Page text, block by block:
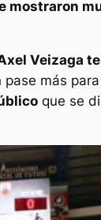
mostraron
Veizaga
más
que se